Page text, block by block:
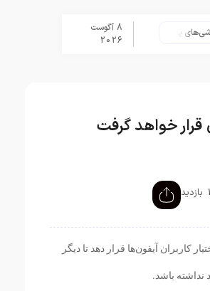
تلگرام پس از حذف یک ساعته به
8 آگوست
2026
قرار خواهد گرفت
کاربران آیفون‌ها قرار دهد تا دیگر
باشد.